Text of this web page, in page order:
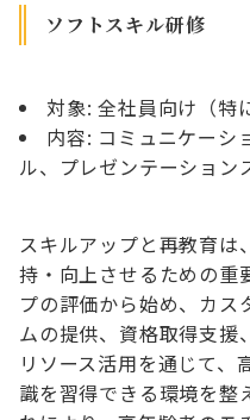
ソフトスキル研修
対象: 全社員向け（特
内容: コミュニケーシ
ル、プレゼンテーション
スキルアップと再教育は
持・向上させるための重
プの評価から始め、カス
ムの提供、資格取得支援
リソース活用を通じて、
識を習得できる環境を整